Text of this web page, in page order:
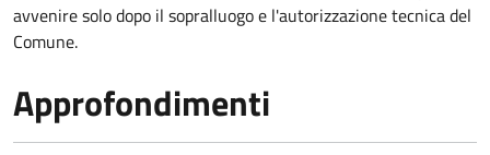
avvenire solo dopo il sopralluogo e l'autorizzazione tecnica del
Comune.
Approfondimenti